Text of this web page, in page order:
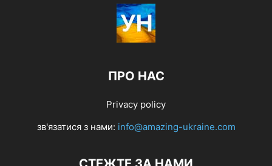
ПРО НАС
Privacy policy
зв'язатися з нами: info@amazing-ukraine.com